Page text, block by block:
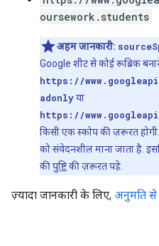
oursework.students
अहम जानकारी:
Google शीट से कोई रूब्रिक
https://
adonlyया
https://
किसी एक स्कोप की ज़रूरत
को संवेदनशील माना जाता है.
कीपुष्टिकी ज़रूरत पड़े.
ज़्यादा जानकारी के लिए, अनुमति से